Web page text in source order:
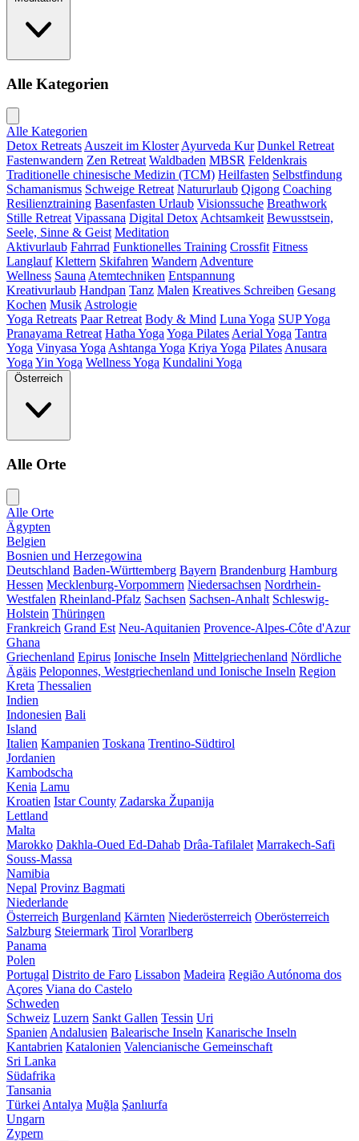
Alle Kategorien
Alle Kategorien
Detox Retreats Auszeit im Kloster Ayurveda Kur Dunkel Retreat
Fastenwandern Zen Retreat Waldbaden MBSR Feldenkrais
Traditionelle chinesische Medizin (TCM) Heilfasten Selbstfindung
Schamanismus Schweige Retreat Natururlaub Qigong Coaching
Resilienztraining Basenfasten Urlaub Visionssuche Breathwork
Stille Retreat Vipassana Digital Detox Achtsamkeit Bewusstsein,
Seele, Sinne & Geist Meditation
Aktivurlaub Fahrrad Funktionelles Training Crossfit Fitness
Langlauf Klettern Skifahren Wandern Adventure
Wellness Sauna Atemtechniken Entspannung
Kreativurlaub Handpan Tanz Malen Kreatives Schreiben Gesang
Kochen Musik Astrologie
Yoga Retreats Paar Retreat Body & Mind Luna Yoga SUP Yoga
Pranayama Retreat Hatha Yoga Yoga Pilates Aerial Yoga Tantra
Yoga Vinyasa Yoga Ashtanga Yoga Kriya Yoga Pilates Anusara
Yoga Yin Yoga Wellness Yoga Kundalini Yoga
Österreich
Alle Orte
Alle Orte
Ägypten
Belgien
Bosnien und Herzegowina
Deutschland Baden-Württemberg Bayern Brandenburg Hamburg
Hessen Mecklenburg-Vorpommern Niedersachsen Nordrhein-
Westfalen Rheinland-Pfalz Sachsen Sachsen-Anhalt Schleswig-
Holstein Thüringen
Frankreich Grand Est Neu-Aquitanien Provence-Alpes-Côte d'Azur
Ghana
Griechenland Epirus Ionische Inseln Mittelgriechenland Nördliche
Ägäis Peloponnes, Westgriechenland und Ionische Inseln Region
Kreta Thessalien
Indien
Indonesien Bali
Island
Italien Kampanien Toskana Trentino-Südtirol
Jordanien
Kambodscha
Kenia Lamu
Kroatien Istar County Zadarska Županija
Lettland
Malta
Marokko Dakhla-Oued Ed-Dahab Drâa-Tafilalet Marrakech-Safi
Souss-Massa
Namibia
Nepal Provinz Bagmati
Niederlande
Österreich Burgenland Kärnten Niederösterreich Oberösterreich
Salzburg Steiermark Tirol Vorarlberg
Panama
Polen
Portugal Distrito de Faro Lissabon Madeira Região Autónoma dos
Açores Viana do Castelo
Schweden
Schweiz Luzern Sankt Gallen Tessin Uri
Spanien Andalusien Balearische Inseln Kanarische Inseln
Kantabrien Katalonien Valencianische Gemeinschaft
Sri Lanka
Südafrika
Tansania
Türkei Antalya Muğla Şanlıurfa
Ungarn
Zypern